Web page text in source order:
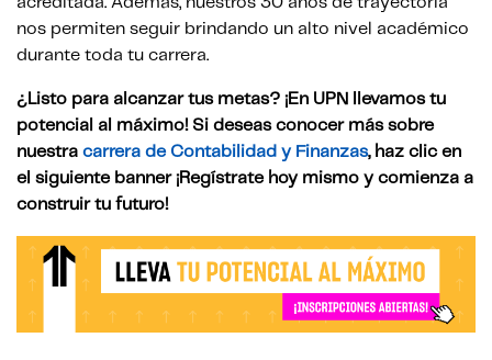
nos permiten seguir brindando un alto nivel académico
durante toda tu carrera.
¿Listo para alcanzar tus metas? ¡En UPN llevamos tu
potencial al máximo! Si deseas conocer más sobre
nuestra carrera de Contabilidad y Finanzas, haz clic en
el siguiente banner ¡Regístrate hoy mismo y comienza a
construir tu futuro!